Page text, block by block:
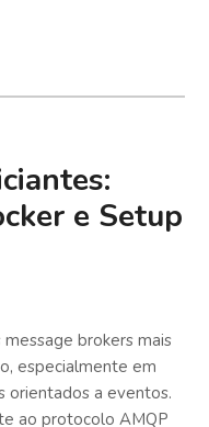
e Setup
brokers mais
especialmente em
orientados a eventos.
ao protocolo AMQP